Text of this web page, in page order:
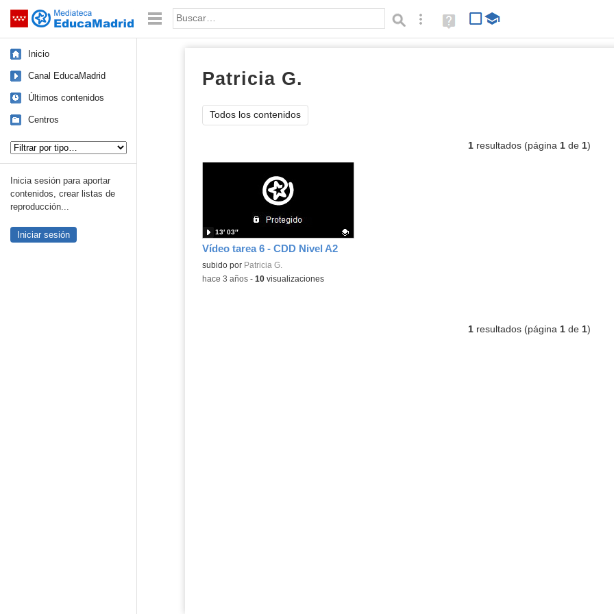
Saltar navegación Palabra o frase: Búsqueda avanzada
Ayuda
(en
Inicio
Canal EducaMadrid
Últimos contenidos
Centros
Inicia sesión para aportar
contenidos, crear listas de
reproducción...
Iniciar sesión
Patricia G.
Todos los contenidos
1resultados (página 1de 1)
Vídeo tarea 6 - CDD Nivel A2
Contenido educativo.
subido por Patricia G.
13′ 03″
-hace 3 años- 10visualizaciones
1resultados (página 1de 1)